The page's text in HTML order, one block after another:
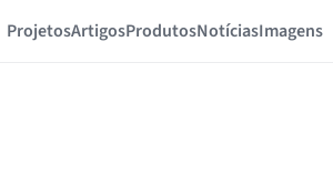
ProjetosArtigosProdutosNotíciasImagens